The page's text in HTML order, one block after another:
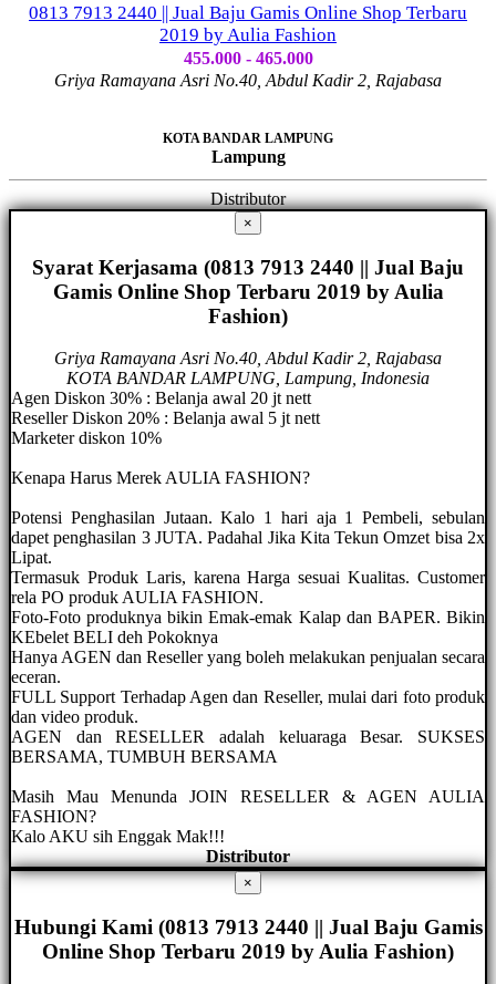
0813 7913 2440 || Jual Baju Gamis Online Shop Terbaru
2019 by Aulia Fashion
455.000 - 465.000
Griya Ramayana Asri No.40, Abdul Kadir 2, Rajabasa
KOTA BANDAR LAMPUNG
Lampung
Distributor
×
Syarat Kerjasama (0813 7913 2440 || Jual Baju
Gamis Online Shop Terbaru 2019 by Aulia
Fashion)
Griya Ramayana Asri No.40, Abdul Kadir 2, Rajabasa
KOTA BANDAR LAMPUNG, Lampung, Indonesia
Agen Diskon 30% : Belanja awal 20 jt nett
Reseller Diskon 20% : Belanja awal 5 jt nett
Marketer diskon 10%
Kenapa Harus Merek AULIA FASHION?
Potensi Penghasilan Jutaan. Kalo 1 hari aja 1 Pembeli, sebulan
dapet penghasilan 3 JUTA. Padahal Jika Kita Tekun Omzet bisa 2x
Lipat.
Termasuk Produk Laris, karena Harga sesuai Kualitas. Customer
rela PO produk AULIA FASHION.
Foto-Foto produknya bikin Emak-emak Kalap dan BAPER. Bikin
KEbelet BELI deh Pokoknya
Hanya AGEN dan Reseller yang boleh melakukan penjualan secara
eceran.
FULL Support Terhadap Agen dan Reseller, mulai dari foto produk
dan video produk.
AGEN dan RESELLER adalah keluaraga Besar. SUKSES
BERSAMA, TUMBUH BERSAMA
Masih Mau Menunda JOIN RESELLER & AGEN AULIA
FASHION?
Kalo AKU sih Enggak Mak!!!
Distributor
×
Hubungi Kami (0813 7913 2440 || Jual Baju Gamis
Online Shop Terbaru 2019 by Aulia Fashion)